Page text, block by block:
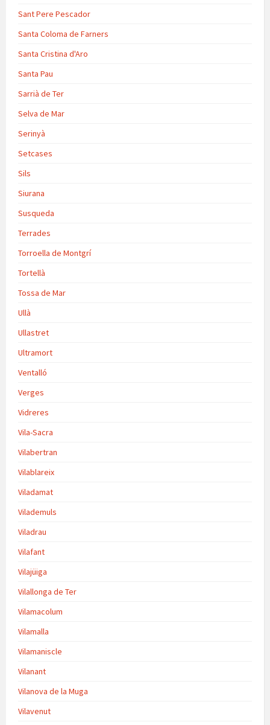
Sant Pere Pescador
Santa Coloma de Farners
Santa Cristina d'Aro
Santa Pau
Sarrià de Ter
Selva de Mar
Serinyà
Setcases
Sils
Siurana
Susqueda
Terrades
Torroella de Montgrí
Tortellà
Tossa de Mar
Ullà
Ullastret
Ultramort
Ventalló
Verges
Vidreres
Vila-Sacra
Vilabertran
Vilablareix
Viladamat
Vilademuls
Viladrau
Vilafant
Vilajüiga
Vilallonga de Ter
Vilamacolum
Vilamalla
Vilamaniscle
Vilanant
Vilanova de la Muga
Vilavenut